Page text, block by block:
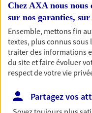
Épargne
Réalisez vos projets
immobilier, études
du monde…
simplement, selon
Préparez
votre vie avec les
Chez AXA nous nous
sur nos garanties, sur
Ensemble, mettons fin
textes, plus connus sous
traiter des informations
du site et faire évoluer
respect de votre vie
Partagez vos